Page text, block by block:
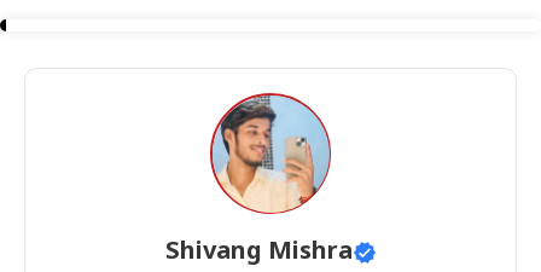
Shivang Mishra